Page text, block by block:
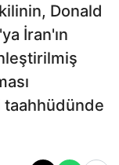
Donald
İran'ın